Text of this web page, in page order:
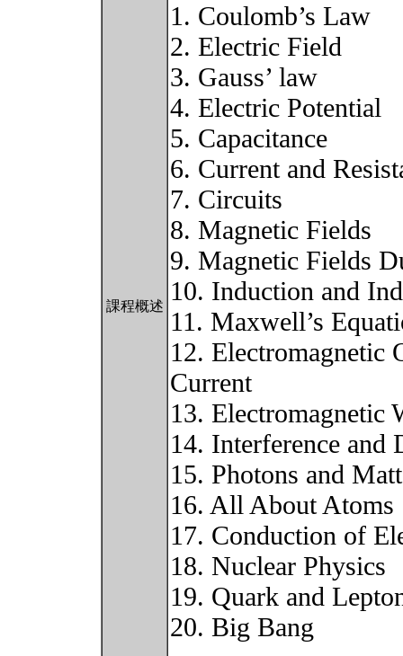
課程概述
1. Coulomb’s Law
2. Electric Field
3. Gauss’ law
4. Electric Potential
5. Capacitance
6. Current and
7. Circuits
8. Magnetic Fields
9. Magnetic Fields
10. Induction and
11. Maxwell’s
12. Electromagnetic
Current
13. Electromagnetic
14. Interference and
15. Photons and
16. All About Atoms
17. Conduction of
18. Nuclear Physics
19. Quark and
20. Big Bang